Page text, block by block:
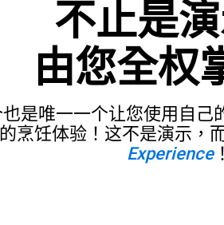
不止是演
由您全权
是唯一一个让您使用自己
烹饪体验！这不是演示，
Experience！